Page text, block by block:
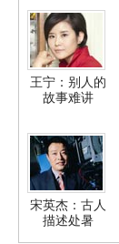
王宁：别人的
故事难讲
宋英杰：古人
描述处暑